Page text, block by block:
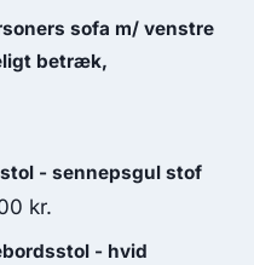
sofa m/ venstre
betræk,
- sennepsgul stof
kr.
- hvid